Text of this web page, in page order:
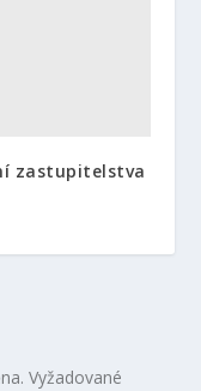
zastupitelstva
Vyžadované